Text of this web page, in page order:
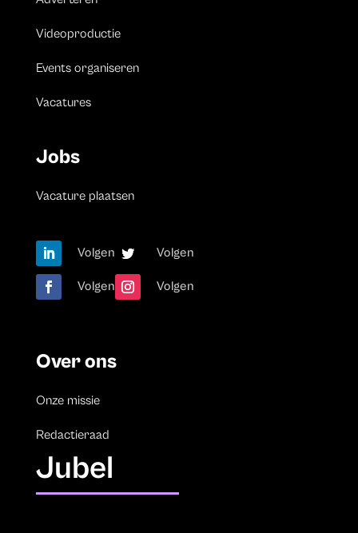
Videoproductie
Events organiseren
Vacatures
Jobs
Vacature plaatsen
Volgen Volgen
Volgen Volgen
Over ons
Onze missie
Redactieraad
Jubel